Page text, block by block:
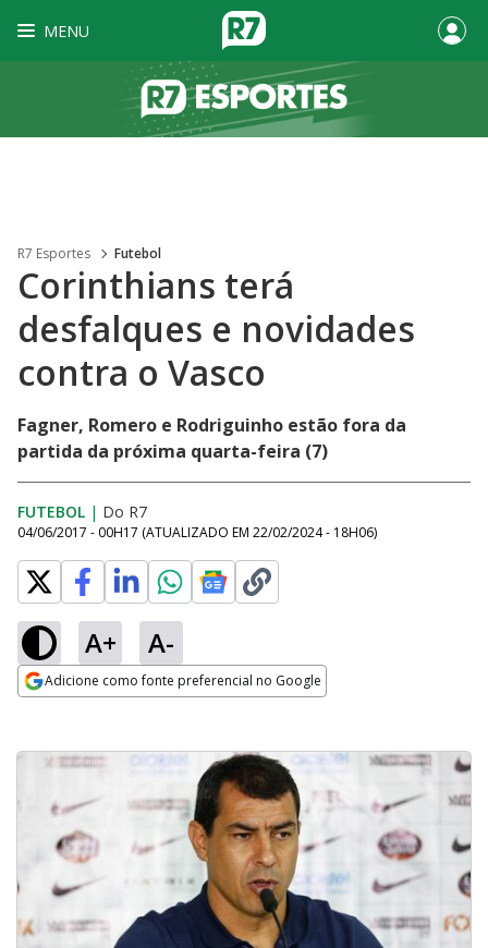
MENU
R7 Esportes Futebol
Corinthians terá
desfalques e novidades
contra o Vasco
Fagner, Romero e Rodriguinho estão fora da
partida da próxima quarta-feira (7)
FUTEBOL | Do R7
04/06/2017 - 00H17 (ATUALIZADO EM 22/02/2024 - 18H06)
A+ A-
Adicione como fonte preferencial no Google